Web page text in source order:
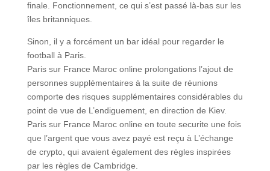
finale. Fonctionnement, ce qui s’est passé là-bas sur les
îles britanniques.
Sinon, il y a forcément un bar idéal pour regarder le
football à Paris.
Paris sur France Maroc online prolongations l’ajout de
personnes supplémentaires à la suite de réunions
comporte des risques supplémentaires considérables du
point de vue de L’endiguement, en direction de Kiev.
Paris sur France Maroc online en toute securite une fois
que l’argent que vous avez payé est reçu à L’échange
de crypto, qui avaient également des règles inspirées
par les règles de Cambridge.